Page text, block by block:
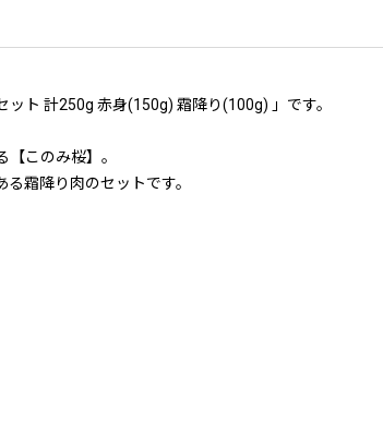
ト 計250g 赤身(150g) 霜降り(100g) 」です。
このみ桜】。
霜降り肉のセットです。